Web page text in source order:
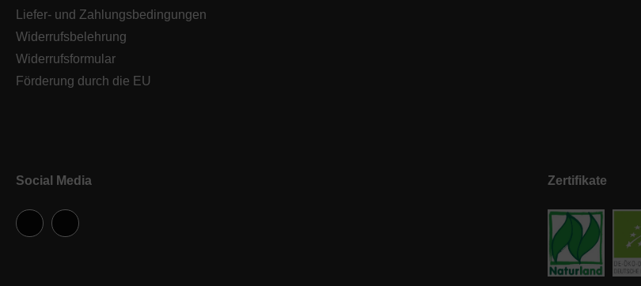
Liefer- und Zahlungsbedingungen
Widerrufsbelehrung
Widerrufsformular
Förderung durch die EU
Social Media Zertifikate